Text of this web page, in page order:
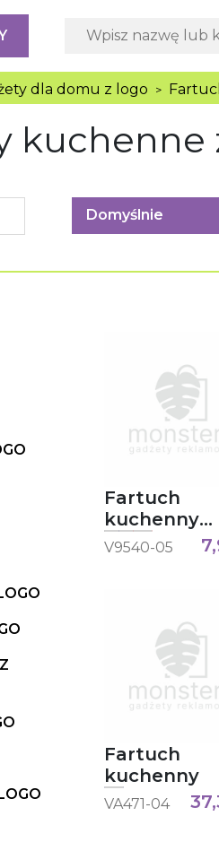
dla domu z logo >
kuchenne
Domyślnie
Fartuch
kuchenny
Vance
V9540-05
Fartuch
kuchenny
VA471-04